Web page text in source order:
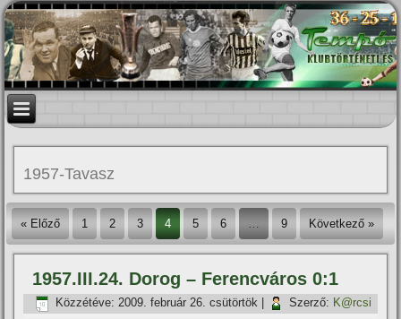
1957-Tavasz
« Előző 1 2 3 4 5 6 … 9 Következő »
1957.III.24. Dorog – Ferencváros 0:1
Közzétéve: 2009. február 26. csütörtök Szerző: K@rcsi